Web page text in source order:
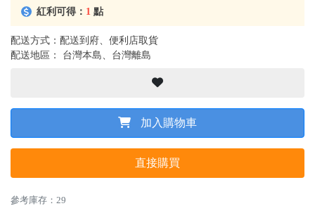
紅利可得： 1 點
配送方式：配送到府、便利店取貨
配送地區： 台灣本島、台灣離島
加入購物車
直接購買
參考庫存：29